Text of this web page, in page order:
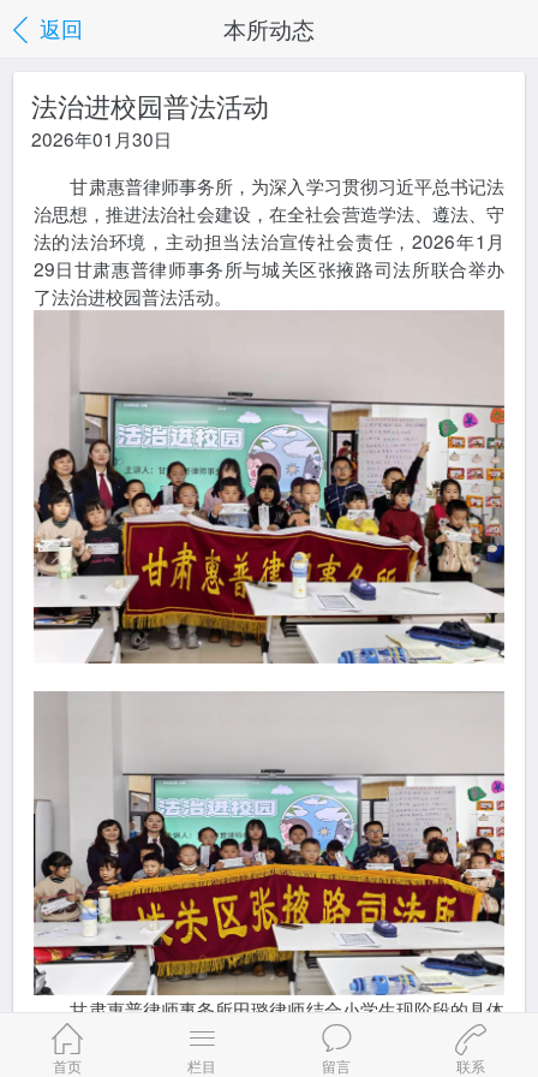
返回 本所动态
法治进校园普法活动
2026年01月30日
甘肃惠普律师事务所，为深入学习贯彻习近平总书记法
治思想，推进法治社会建设，在全社会营造学法、遵法、守
法的法治环境，主动担当法治宣传社会责任，2026年1月
29日甘肃惠普律师事务所与城关区张掖路司法所联合举办
了法治进校园普法活动。
甘肃惠普律师事务所田璐律师结合小学生现阶段的具体
经历和环境挑选《刑法》、《未成年人保护法》、《义务教
育法》中所涉及的突出问题，引用案例，通过互动问答方式
首页 栏目 留言 联系